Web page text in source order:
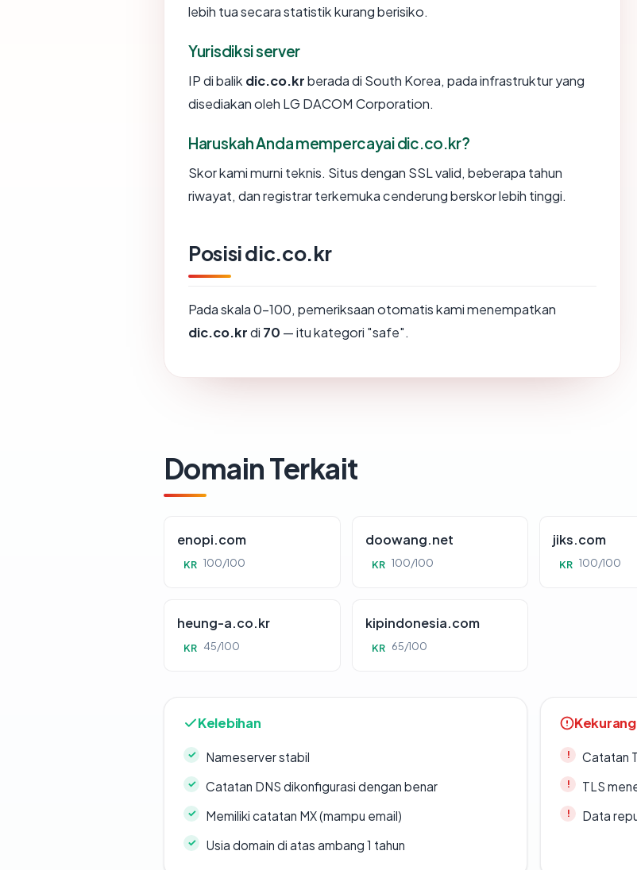
lebih tua secara statistik kurang berisiko.
Yurisdiksi server
IP di balik dic.co.krberada di South Korea, pada infrastruktur yang
disediakan oleh LG DACOM Corporation.
Haruskah Anda mempercayai dic.co.kr?
Skor kami murni teknis. Situs dengan SSL valid, beberapa tahun
riwayat, dan registrar terkemuka cenderung berskor lebih tinggi.
Posisi dic.co.kr
Pada skala 0-100, pemeriksaan otomatis kami menempatkan
dic.co.krdi 70 — itu kategori "safe".
Domain Terkait
enopi.com
KR 100/100
doowang.net
KR 100/100
jiks.com
KR 100/100
heung-a.co.kr
KR 45/100
kipindonesia.com
KR 65/100
Kelebihan
Nameserver stabil
Catatan DNS dikonfigurasi dengan benar
Memiliki catatan MX (mampu email)
Usia domain di atas ambang 1 tahun
Catatan
TLS
Data